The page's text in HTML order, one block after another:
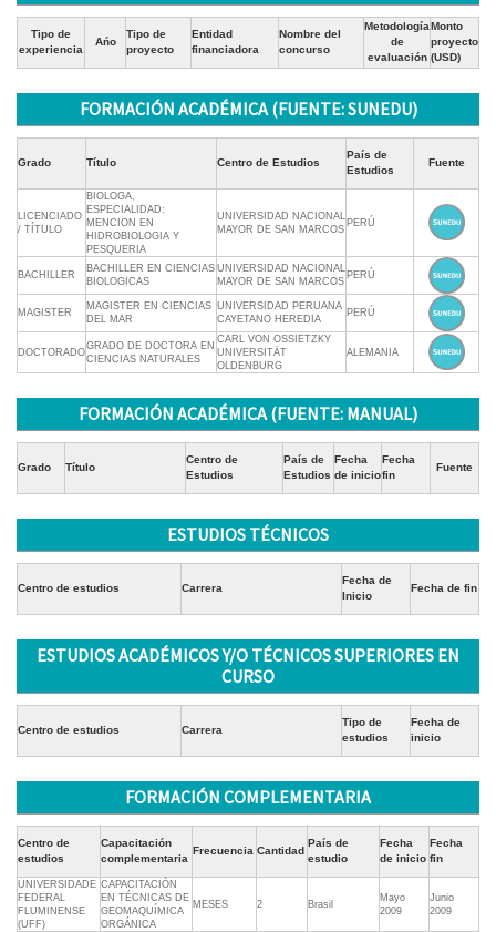
Tipo de
experiencia
Ańo
Tipo de
proyecto
Entidad
financiadora
Nombre del
concurso
Metodología
de
evaluación
Monto
proyecto
(USD)
FORMACIÓN ACADÉMICA (FUENTE: SUNEDU)
Grado Título Centro de Estudios
País de
Estudios
Fuente
LICENCIADO
/ TÍTULO
BIOLOGA,
ESPECIALIDAD:
MENCION EN
HIDROBIOLOGIA Y
PESQUERIA
UNIVERSIDAD NACIONAL
MAYOR DE SAN MARCOS
PERÚ
BACHILLER
BACHILLER EN CIENCIAS
BIOLOGICAS
UNIVERSIDAD NACIONAL
MAYOR DE SAN MARCOS
PERÚ
MAGISTER
MAGISTER EN CIENCIAS
DEL MAR
UNIVERSIDAD PERUANA
CAYETANO HEREDIA
PERÚ
DOCTORADO
GRADO DE DOCTORA EN
CIENCIAS NATURALES
CARL VON OSSIETZKY
UNIVERSITÄT
OLDENBURG
ALEMANIA
FORMACIÓN ACADÉMICA (FUENTE: MANUAL)
Grado Título
Centro de
Estudios
País de
Estudios
Fecha
de inicio
Fecha
fin
Fuente
ESTUDIOS TÉCNICOS
Centro de estudios Carrera
Fecha de
Inicio
Fecha de fin
ESTUDIOS ACADÉMICOS Y/O TÉCNICOS SUPERIORES EN
CURSO
Centro de estudios Carrera
Tipo de
estudios
Fecha de
inicio
FORMACIÓN COMPLEMENTARIA
Centro de
estudios
Capacitación
complementaria
Frecuencia Cantidad
País de
estudio
Fecha
de inicio
Fecha
fin
UNIVERSIDADE
FEDERAL
FLUMINENSE
(UFF)
CAPACITACIÓN
EN TÉCNICAS DE
GEOMAQUÍMICA
ORGÁNICA
MESES 2 Brasil
Mayo
2009
Junio
2009